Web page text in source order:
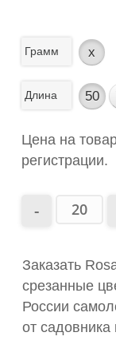
Грамм x
Длина 50
Цена на
регистрации.
Заказать
срезанные
России
от садовника